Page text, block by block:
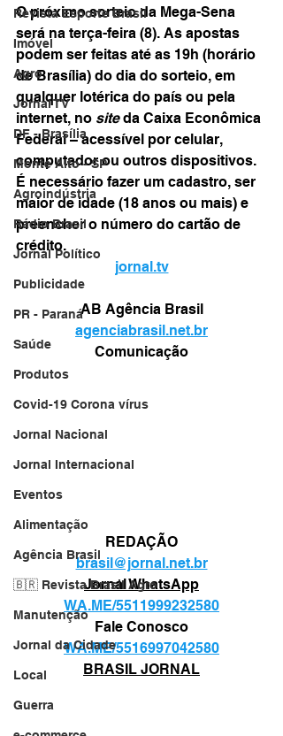
Revista Esporte Brasil
Imóvel
Agro
Jornal TV
DF - Brasília
Monte Alto - SP
Agroindústria
Rádio Brasil
Jornal Político
Publicidade
PR - Paraná
Saúde
Produtos
Covid-19 Corona vírus
Jornal Nacional
Jornal Internacional
Eventos
Alimentação
Agência Brasil
🇧🇷 Revista Brasil Agro
Manutenção
Jornal da Cidade
Local
Guerra
O próximo sorteio da Mega-Sena
será na terça-feira (8). As apostas
podem ser feitas até as 19h (horário
de Brasília) do dia do sorteio, em
qualquer lotérica do país ou pela
internet, no site da Caixa Econômica
Federal – acessível por celular,
computador ou outros dispositivos.
É necessário fazer um cadastro, ser
maior de idade (18 anos ou mais) e
preencher o número do cartão de
crédito.
jornal.tv
AB Agência Brasil
agenciabrasil.net.br
Comunicação
REDAÇÃO
brasil@jornal.net.br
Jornal WhatsApp
WA.ME/5511999232580
Fale Conosco
WA.ME/5516997042580
BRASIL JORNAL